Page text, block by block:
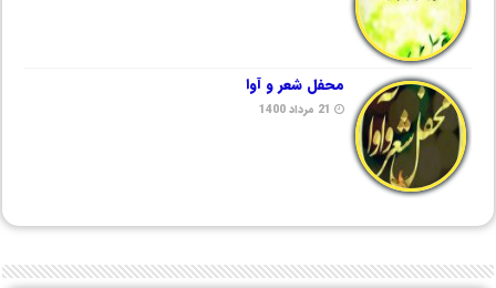
محفل شعر و آوا
21 مرداد 1400